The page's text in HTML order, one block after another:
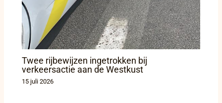
Twee rijbewijzen ingetrokken bij
verkeersactie aan de Westkust
15 juli 2026